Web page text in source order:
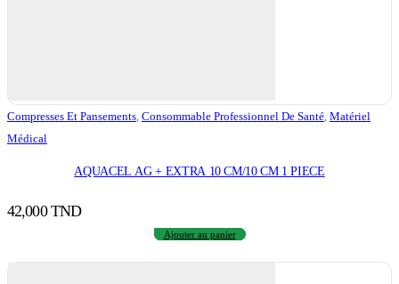
Compresses Et Pansements, Consommable Professionnel De Santé, Matériel
Médical
AQUACEL AG + EXTRA 10 CM/10 CM 1 PIECE
42,000TND
Ajouter au panier